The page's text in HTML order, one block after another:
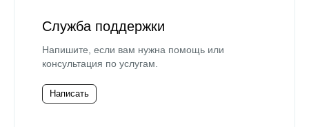
Служба поддержки
Напишите, если вам нужна помощь или
консультация по услугам.
Написать